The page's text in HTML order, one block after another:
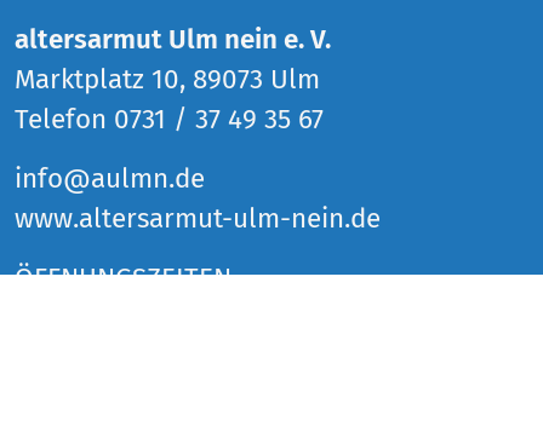
altersarmut Ulm nein e. V.
Marktplatz 10, 89073 Ulm
Telefon 0731 / 37 49 35 67
info@aulmn.de
www.altersarmut-ulm-nein.de
ÖFFNUNGSZEITEN